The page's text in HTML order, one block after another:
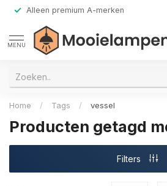
Alleen premium A-merken
MENU
Home / Tags / vessel
Producten getagd
Filters